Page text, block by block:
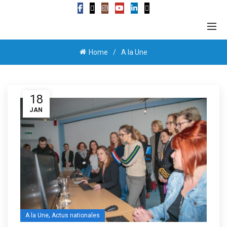
Home A la Une
18
JAN
A la Une, Actus nationales